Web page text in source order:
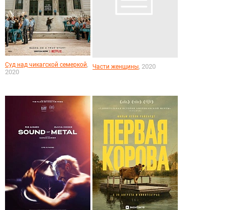
Суд над чикагской семеркой,
2020
Части женщины, 2020